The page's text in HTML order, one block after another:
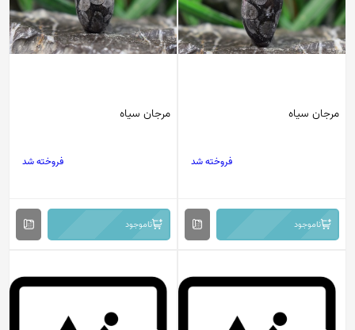
مرجان سیاه
فروخته شد
ناموجود
مرجان سیاه
فروخته شد
ناموجود